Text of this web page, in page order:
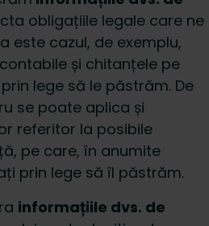
obligațiile legale care ne
este cazul, de exemplu,
și chitanțele pe
lege să le păstrăm. De
se poate aplica și
referitor la posibile
pe care, în anumite
prin lege să îl păstrăm.
informațiile dvs. de